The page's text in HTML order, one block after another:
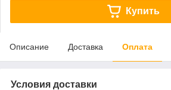
Купить
Описание Доставка Оплата
Условия доставки